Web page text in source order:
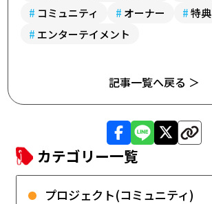
# コミュニティ # オーナー #特典
# エンターテイメント
記事一覧へ戻る ＞
カテゴリー一覧
プロジェクト(コミュニティ)